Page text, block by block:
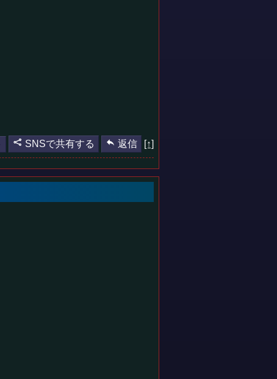
SNSで共有する 返信 [↑]